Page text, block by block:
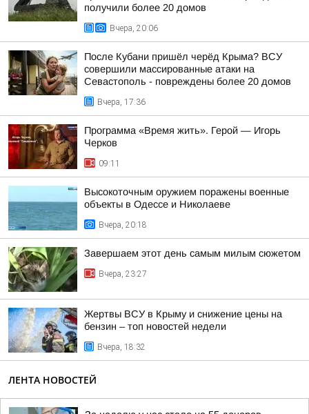
получили более 20 домов
Вчера, 20:06
После Кубани пришёл черёд Крыма? ВСУ
совершили массированные атаки на
Севастополь - повреждены более 20 домов
Вчера, 17:36
Программа «Время жить». Герой — Игорь
Черков
09:11
Высокоточным оружием поражены военные
объекты в Одессе и Николаеве
Вчера, 20:18
Завершаем этот день самым милым сюжетом
Вчера, 23:27
Жертвы ВСУ в Крыму и снижение цены на
бензин – топ новостей недели
Вчера, 18:32
ЛЕНТА НОВОСТЕЙ